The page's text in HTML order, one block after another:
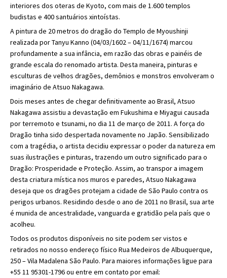
interiores dos oteras de Kyoto, com mais de 1.600 templos
budistas e 400 santuários xintoístas.
A pintura de 20 metros do dragão do Templo de Myoushinji
realizada por Tanyu Kanno (04/03/1602 – 04/11/1674) marcou
profundamente a sua infância, em razão das obras e painéis de
grande escala do renomado artista. Desta maneira, pinturas e
esculturas de velhos dragões, demônios e monstros envolveram o
imaginário de Atsuo Nakagawa.
Dois meses antes de chegar definitivamente ao Brasil, Atsuo
Nakagawa assistiu a devastação em Fukushima e Miyagui causada
por terremoto e tsunami, no dia 11 de março de 2011. A força do
Dragão tinha sido despertada novamente no Japão. Sensibilizado
com a tragédia, o artista decidiu expressar o poder da natureza em
suas ilustrações e pinturas, trazendo um outro significado para o
Dragão: Prosperidade e Proteção. Assim, ao transpor a imagem
desta criatura mística nos muros e paredes, Atsuo Nakagawa
deseja que os dragões protejam a cidade de São Paulo contra os
perigos urbanos. Residindo desde o ano de 2011 no Brasil, sua arte
é munida de ancestralidade, vanguarda e gratidão pela país que o
acolheu.
Todos os produtos disponíveis no site podem ser vistos e
retirados no nosso endereço físico Rua Medeiros de Albuquerque,
250 – Vila Madalena São Paulo. Para maiores informações ligue para
+55 11 95301-1796 ou entre em contato por email: